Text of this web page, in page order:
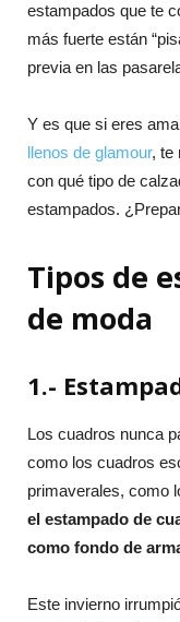
estampados que te
más fuerte están
previa en las
Y es que si eres
llenos de glamour, te
con qué tipo de
estampados.
Tipos de
de moda
1.-
Los cuadros nunca
como los cuadros
primaverales, como
el estampado de
como fondo de
Este invierno